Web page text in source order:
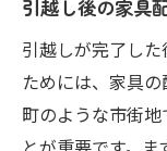
引越し後の家具
引越しが完了し
ためには、家具
町のような市街